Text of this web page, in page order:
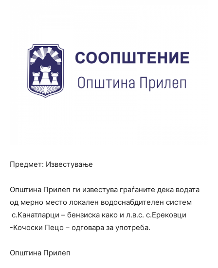
Предмет: Известување
Општина Прилеп ги известува граѓаните дека водата
од мерно место локален водоснабдителен систем
с.Канатларци – бензиска како и л.в.с. с.Ерековци
-Кочоски Пецо – одговара за употреба.
Општина Прилеп